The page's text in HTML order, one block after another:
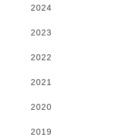
2024
2023
2022
2021
2020
2019